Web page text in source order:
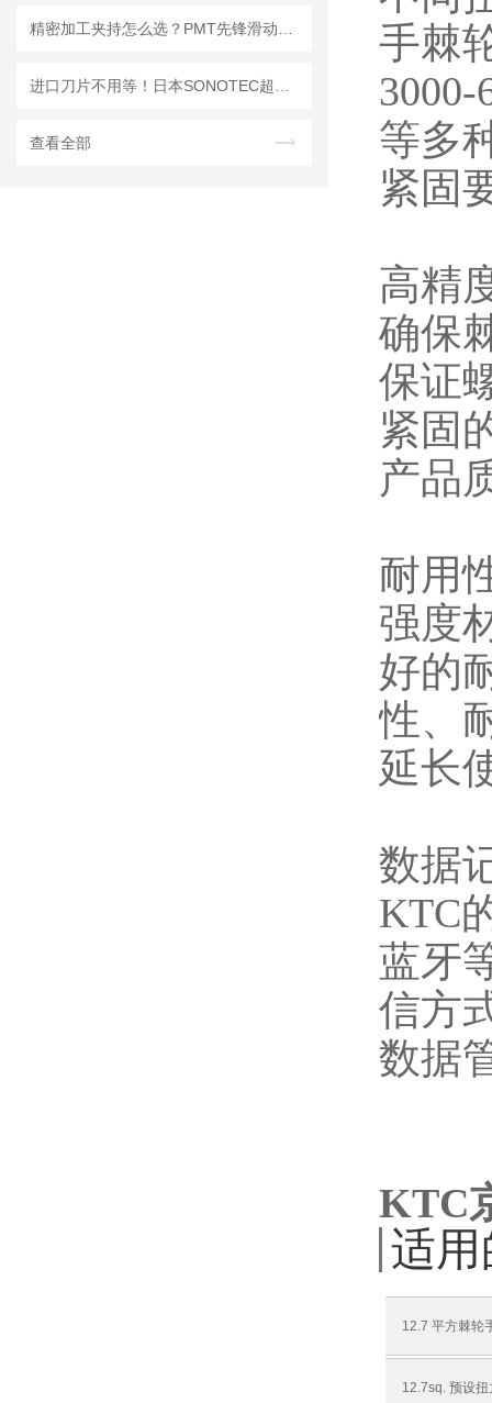
查看全部
手棘
3000-
等多
紧固
高精
确保
保证
紧固
产品
耐用
强度
好的
性、
延长
数据
KTC
蓝牙
信方
数据
KTC
适
12.7 平方棘轮
12.7sq. 预设